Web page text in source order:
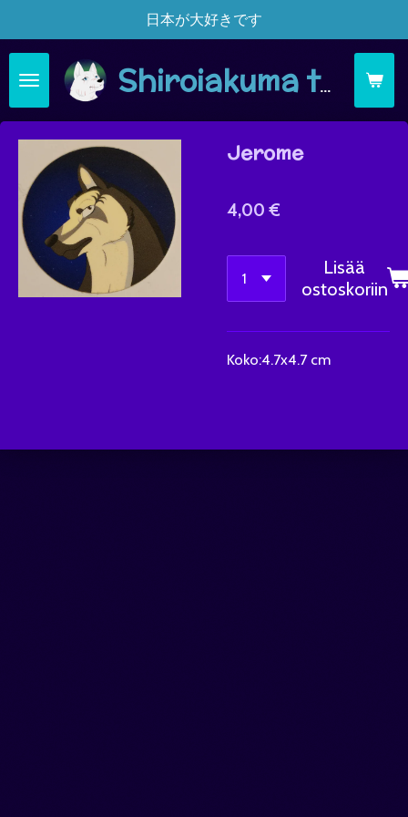
pääsisältöön
Shiroiakuma täsä moi
日本が大好きです
Jerome
4,00 €
Lisää
ostoskoriin
Koko:4.7x4.7 cm